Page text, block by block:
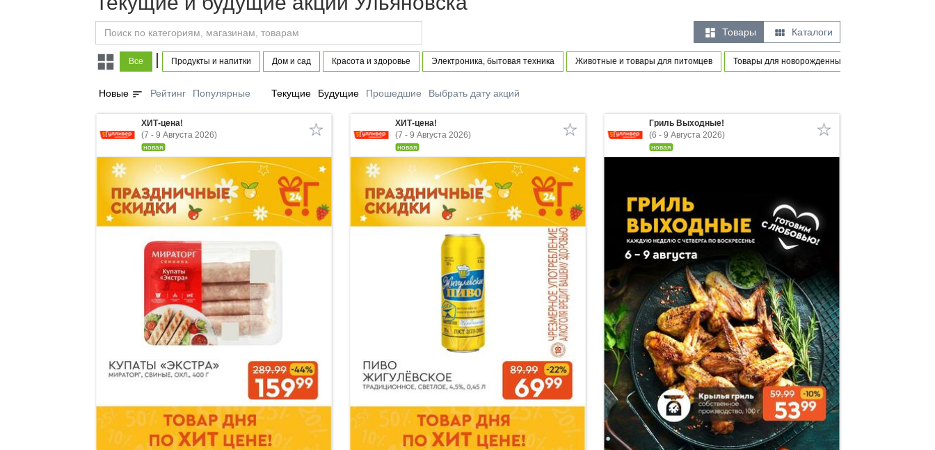
 Товары  Каталоги
Все | Продукты и напитки Дом и сад Красота и здоровье Электроника, бытовая техника Животные и товары для питомцев Товары для новорожденных и маленьких детей
Новые sort Рейтинг Популярные Текущие Будущие Прошедшие Выбрать дату акций
ХИТ-цена!
(7 - 9 Августа 2026)
новая
ХИТ-цена!
(7 - 9 Августа 2026)
новая
Гриль Выходные!
(6 - 9 Августа 2026)
новая